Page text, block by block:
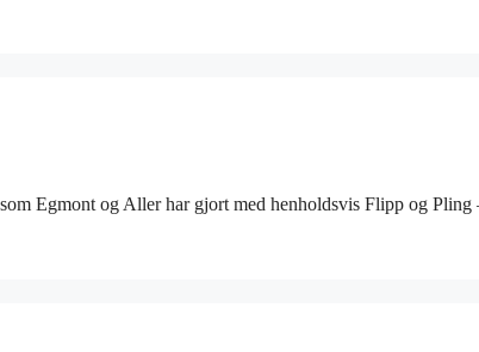
Egmont og Aller har gjort med henholdsvis Flipp og Pling